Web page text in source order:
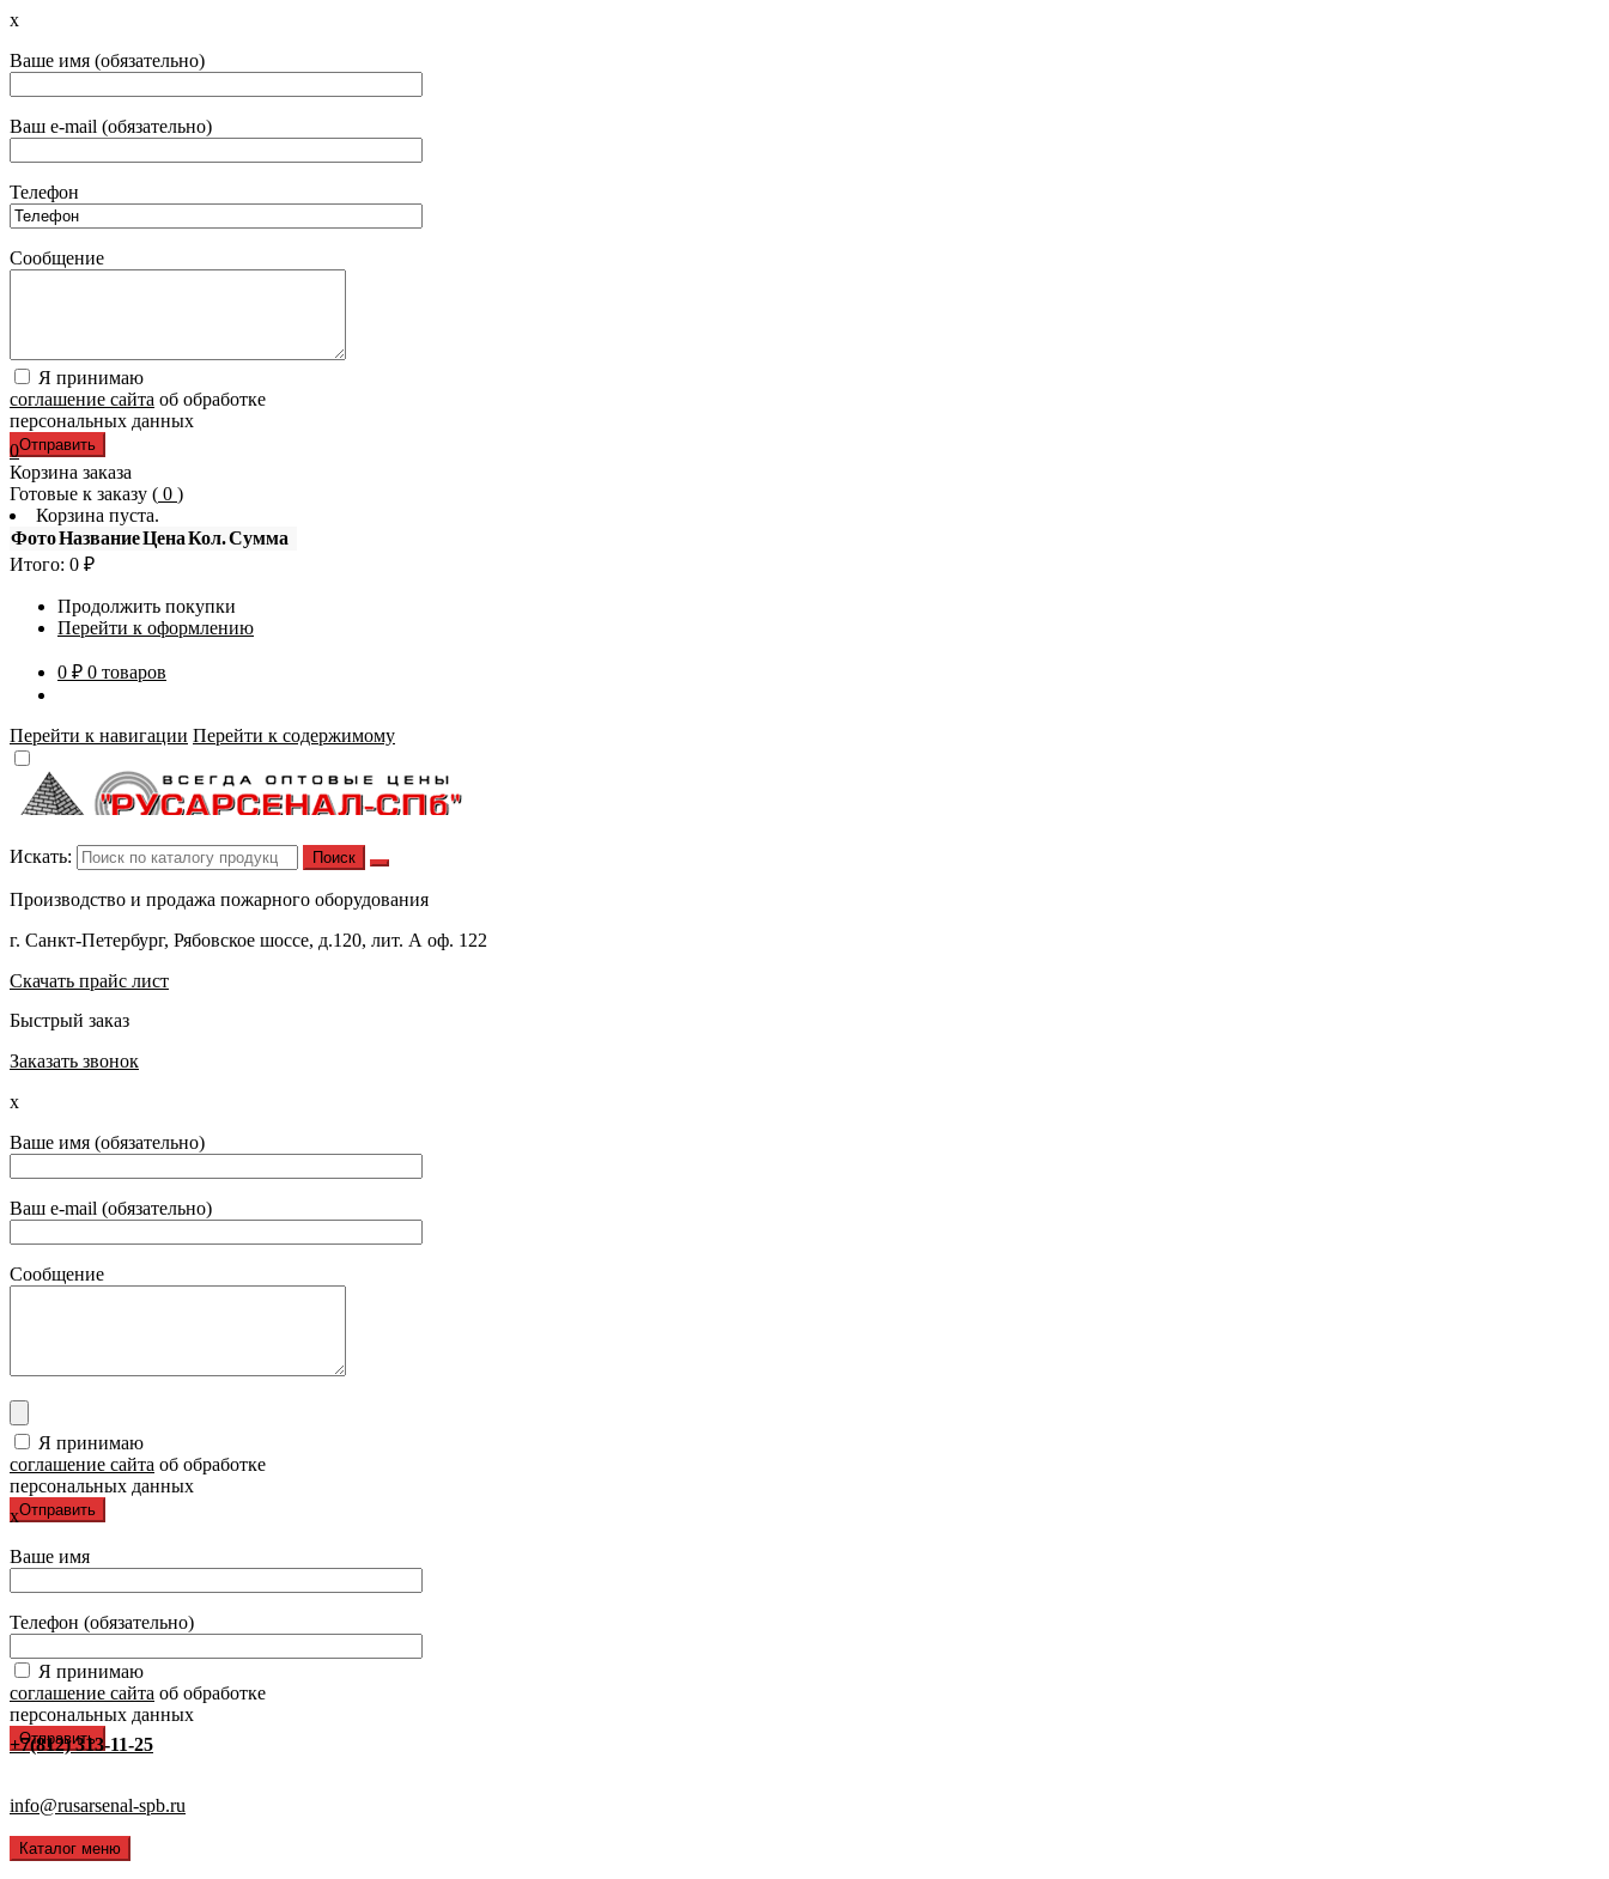
x
Ваше имя (обязательно)
Ваш e-mail (обязательно)
Телефон
Сообщение
Я принимаю
соглашение сайта об обработке
персональных данных
0
Корзина заказа
Готовые к заказу ( 0 )
Корзина пуста.
ФотоНазваниеЦенаКол.Сумма
Итого: 0 ₽
Продолжить покупки
Перейти к оформлению
0 ₽ 0 товаров
Перейти к навигации Перейти к содержимому
Искать:
Производство и продажа пожарного оборудования
г. Санкт-Петербург, Рябовское шоссе, д.120, лит. А оф. 122
Скачать прайс лист
Быстрый заказ
Заказать звонок
x
Ваше имя (обязательно)
Ваш e-mail (обязательно)
Сообщение
Я принимаю
соглашение сайта об обработке
персональных данных
x
Ваше имя
Телефон (обязательно)
Я принимаю
соглашение сайта об обработке
персональных данных
+7(812) 313-11-25
info@rusarsenal-spb.ru
Каталог меню